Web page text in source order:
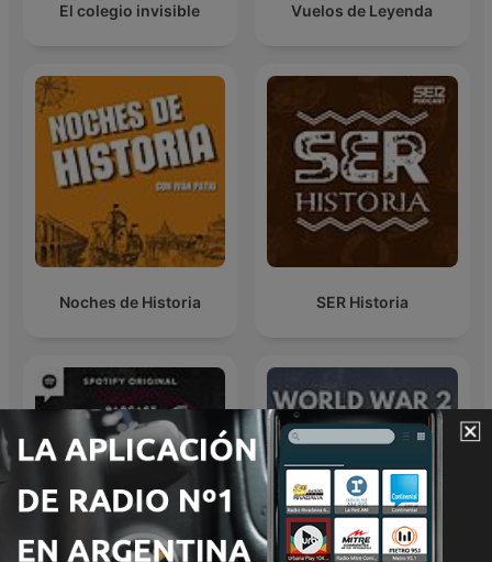
El colegio invisible Vuelos de Leyenda
Noches de Historia SER Historia